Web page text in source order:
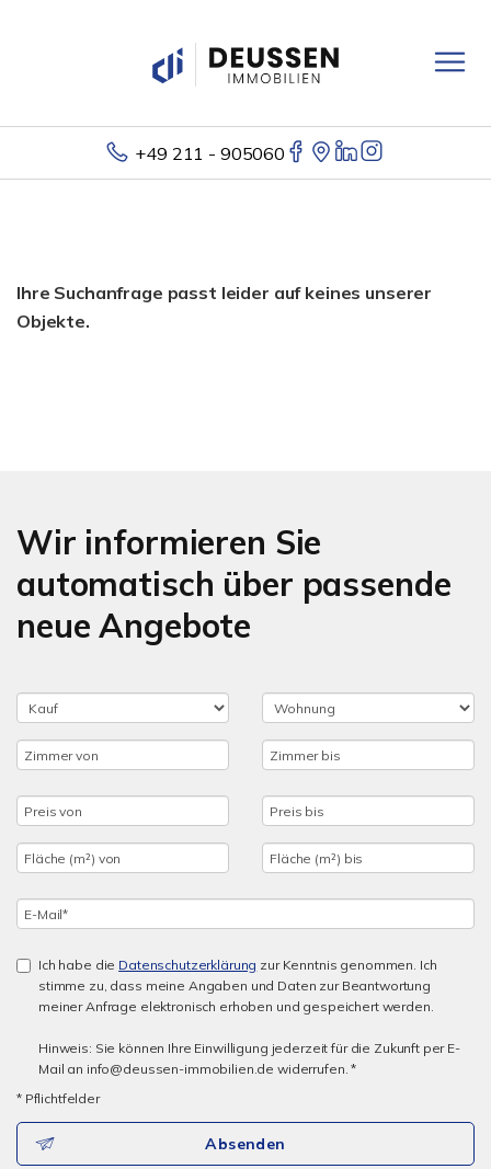
+49 211 - 905060
Ihre Suchanfrage passt leider auf keines unserer
Objekte.
Wir informieren Sie
automatisch über passende
neue Angebote
Ich habe die Datenschutzerklärung zur Kenntnis genommen. Ich
stimme zu, dass meine Angaben und Daten zur Beantwortung
meiner Anfrage elektronisch erhoben und gespeichert werden.
Hinweis: Sie können Ihre Einwilligung jederzeit für die Zukunft per E-
Mail an info@deussen-immobilien.de widerrufen. *
* Pflichtfelder
Absenden